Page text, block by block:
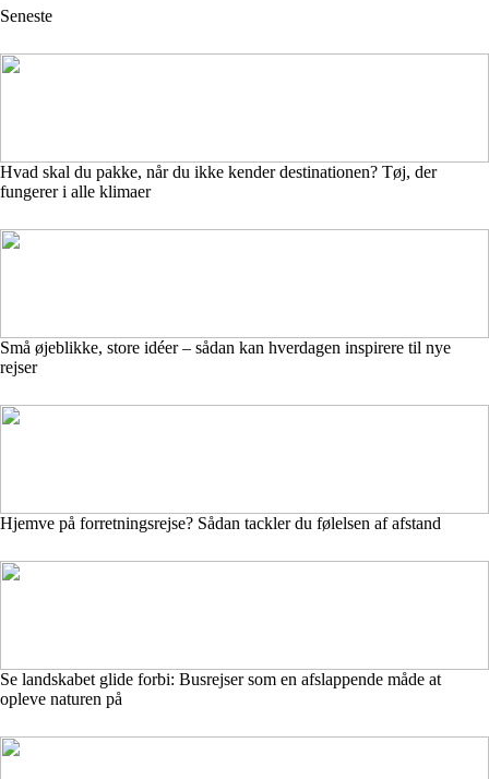
Seneste
Hvad skal du pakke, når du ikke kender destinationen? Tøj, der
fungerer i alle klimaer
Små øjeblikke, store idéer – sådan kan hverdagen inspirere til nye
rejser
Hjemve på forretningsrejse? Sådan tackler du følelsen af afstand
Se landskabet glide forbi: Busrejser som en afslappende måde at
opleve naturen på